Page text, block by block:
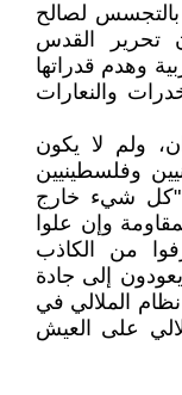
لصالح
القدس
وهدم قدراتها
والنعارات
ولم لا يكون
وفلسطينيين
"كل شيء خارج
وإن علوا
من الكاذب
إلى جادة
الملالي في
على العيش